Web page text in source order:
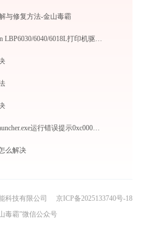
与修复方法-金山毒霸
如何快速下载并安装Canon LBP6030/6040/6018L打印机驱动：详细步骤解析
epic游戏平台 EpicGamesLauncher.exe运行错误提示0xc0000006的解决办法
么解决
科技有限公司
京ICP备2025133740号-18
毒霸”微信公众号